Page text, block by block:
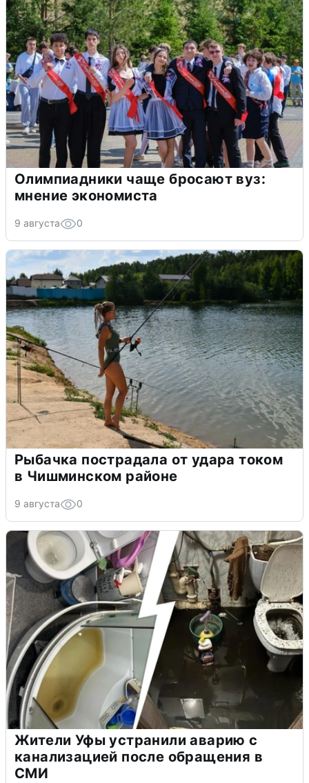
Олимпиадники чаще бросают вуз:
мнение экономиста
9 августа 0
Рыбачка пострадала от удара током
в Чишминском районе
9 августа 0
Жители Уфы устранили аварию с
канализацией после обращения в
СМИ